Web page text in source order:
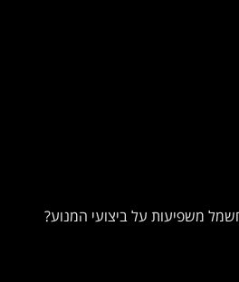
משפיעות על ביצועי המנוע?